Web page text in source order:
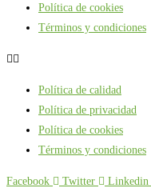
Política de cookies
Términos y condiciones
Política de calidad
Política de privacidad
Política de cookies
Términos y condiciones
Facebook Twitter Linkedin